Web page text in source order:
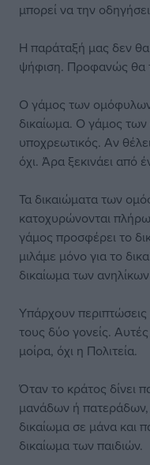
μπορεί να την
Η παράταξή μας δεν
ψήφιση. Προφανώς θα
Ο γάμος των ομόφυλων
δικαίωμα. Ο γάμος
υποχρεωτικός. Αν
όχι. Άρα ξεκινάει από
Τα δικαιώματα των
κατοχυρώνονται
γάμος προσφέρει το
μιλάμε μόνο για το
δικαίωμα των
Υπάρχουν
τους δύο γονείς. Αυτές
μοίρα, όχι η Πολιτεία.
Όταν το κράτος δίνει
μανάδων ή πατεράδων,
δικαίωμα σε μάνα και
δικαίωμα των παιδιών.